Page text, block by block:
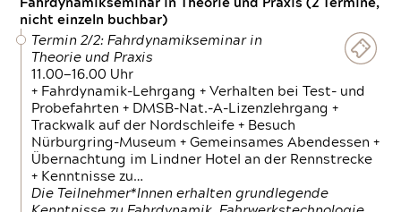
Fahrdynamikseminar in Theorie und Praxis (2 Termine,
nicht einzeln buchbar)
Termin 2/2: Fahrdynamikseminar in
Theorie und Praxis
11.00—16.00 Uhr
+ Fahrdynamik-Lehrgang + Verhalten bei Test- und
Probefahrten + DMSB-Nat.-A-Lizenzlehrgang +
Trackwalk auf der Nordschleife + Besuch
Nürburgring-Museum + Gemeinsames Abendessen +
Übernachtung im Lindner Hotel an der Rennstrecke
+ Kenntnisse zu…
Die Teilnehmer*Innen erhalten grundlegende